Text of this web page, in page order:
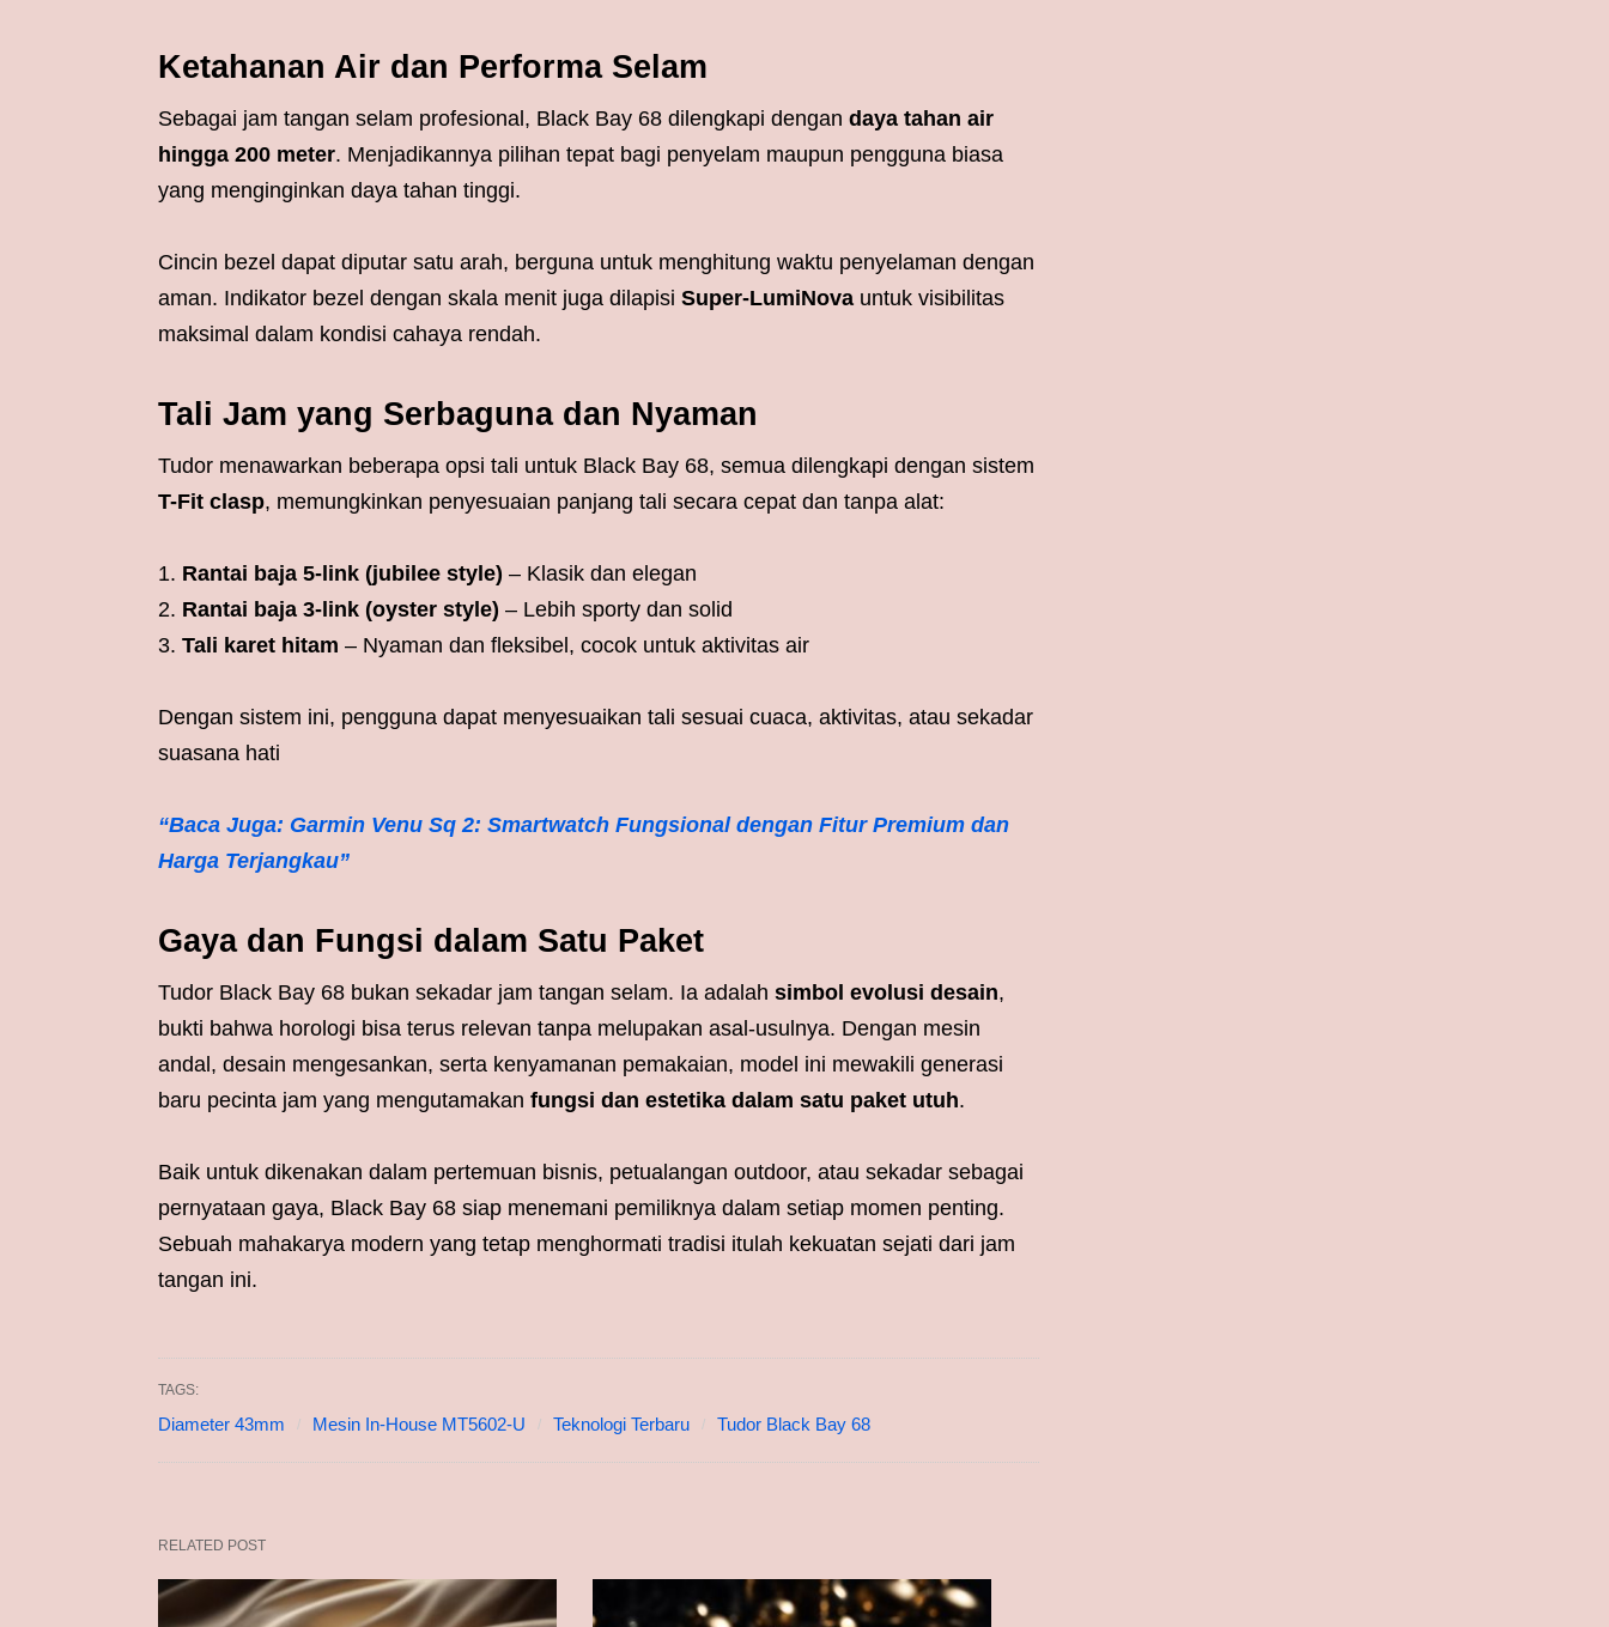
Ketahanan Air dan Performa Selam
Sebagai jam tangan selam profesional, Black Bay 68 dilengkapi dengan daya tahan air
hingga 200 meter. Menjadikannya pilihan tepat bagi penyelam maupun pengguna biasa
yang menginginkan daya tahan tinggi.
Cincin bezel dapat diputar satu arah, berguna untuk menghitung waktu penyelaman dengan
aman. Indikator bezel dengan skala menit juga dilapisi Super-LumiNova untuk visibilitas
maksimal dalam kondisi cahaya rendah.
Tali Jam yang Serbaguna dan Nyaman
Tudor menawarkan beberapa opsi tali untuk Black Bay 68, semua dilengkapi dengan sistem
T-Fit clasp, memungkinkan penyesuaian panjang tali secara cepat dan tanpa alat:
Rantai baja 5-link (jubilee style) – Klasik dan elegan
Rantai baja 3-link (oyster style) – Lebih sporty dan solid
Tali karet hitam – Nyaman dan fleksibel, cocok untuk aktivitas air
Dengan sistem ini, pengguna dapat menyesuaikan tali sesuai cuaca, aktivitas, atau sekadar
suasana hati
“Baca Juga: Garmin Venu Sq 2: Smartwatch Fungsional dengan Fitur Premium dan
Harga Terjangkau”
Gaya dan Fungsi dalam Satu Paket
Tudor Black Bay 68 bukan sekadar jam tangan selam. Ia adalah simbol evolusi desain,
bukti bahwa horologi bisa terus relevan tanpa melupakan asal-usulnya. Dengan mesin
andal, desain mengesankan, serta kenyamanan pemakaian, model ini mewakili generasi
baru pecinta jam yang mengutamakan fungsi dan estetika dalam satu paket utuh.
Baik untuk dikenakan dalam pertemuan bisnis, petualangan outdoor, atau sekadar sebagai
pernyataan gaya, Black Bay 68 siap menemani pemiliknya dalam setiap momen penting.
Sebuah mahakarya modern yang tetap menghormati tradisi itulah kekuatan sejati dari jam
tangan ini.
TAGS:
Diameter 43mm Mesin In-House MT5602-U Teknologi Terbaru Tudor Black Bay 68
RELATED POST